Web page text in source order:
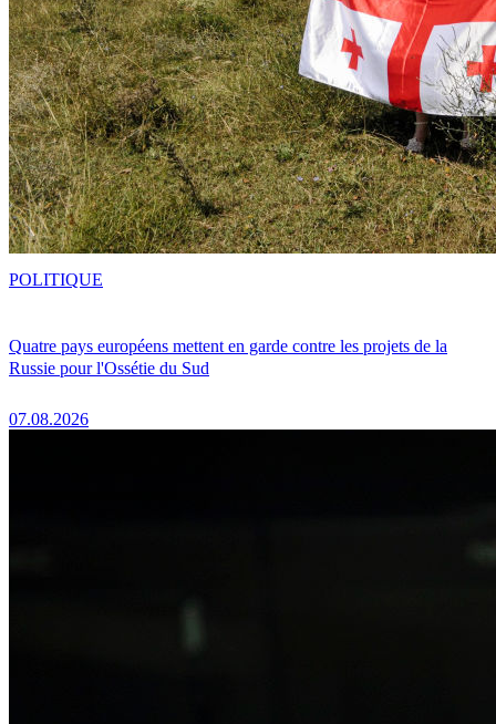
Quatre pays européens mettent en garde contre les projets de la
Russie pour l'Ossétie du Sud
07.08.2026
POLITIQUE